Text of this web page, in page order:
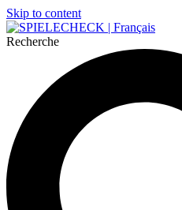
Skip to content
Recherche